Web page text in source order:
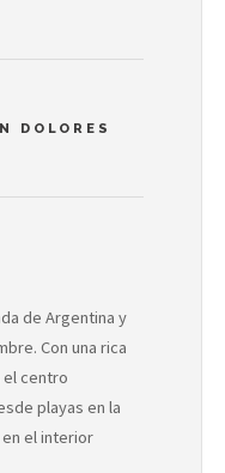
DOLORES
de Argentina y
Con una rica
el centro
playas en la
el interior